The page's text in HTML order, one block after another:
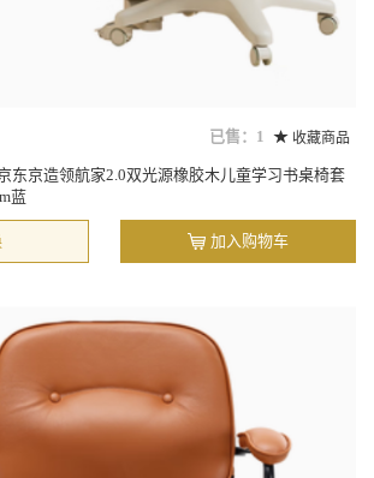
已售：1 收藏商品
东京造领航家2.0双光源橡胶木儿童学习书桌椅套
蓝
加入购物车